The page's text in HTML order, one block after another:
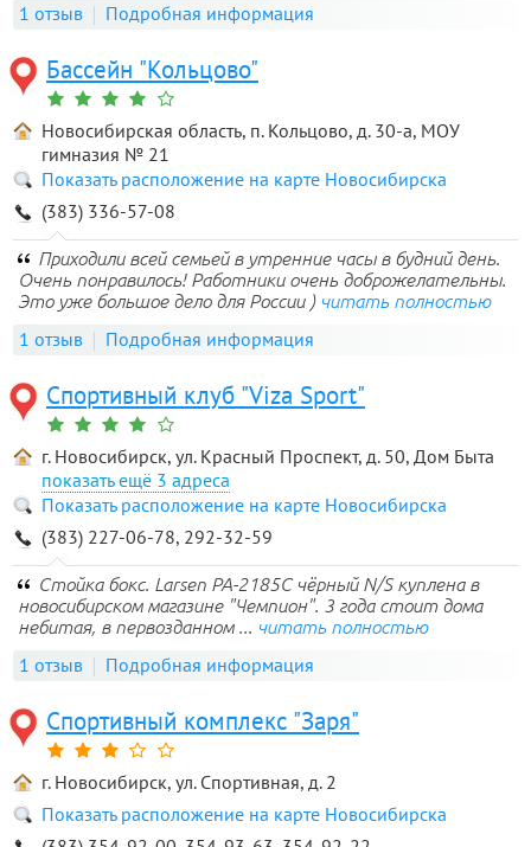
1 отзыв Подробная информация
Бассейн "Кольцово"
Новосибирская область, п. Кольцово, д. 30-а, МОУ
гимназия № 21
Показать расположение на карте Новосибирска
(383) 336-57-08
Приходили всей семьей в утренние часы в будний день.
Очень понравилось! Работники очень доброжелательны.
Это уже большое дело для России ) читать полностью
1 отзыв Подробная информация
Спортивный клуб "Viza Sport"
г. Новосибирск, ул. Красный Проспект, д. 50, Дом Быта
3 адреса
Показать расположение на карте Новосибирска
(383) 227-06-78, 292-32-59
Стойка бокс. Larsen PA-2185C чёрный N/S куплена в
новосибирском магазине "Чемпион". 3 года стоит дома
небитая, в первозданном ... читать полностью
1 отзыв Подробная информация
Спортивный комплекс "Заря"
г. Новосибирск, ул. Спортивная, д. 2
Показать расположение на карте Новосибирска